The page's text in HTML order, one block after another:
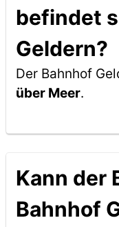
befindet
Geldern?
Der Bahnhof
über Meer.
Kann der
Bahnhof